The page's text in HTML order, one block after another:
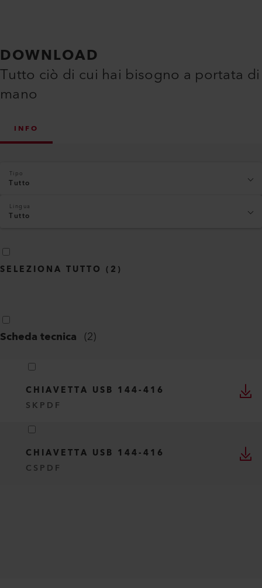
DOWNLOAD
Tutto ciò di cui hai bisogno a portata di
mano
INFO
Tipo
Tutto
Lingua
Tutto
SELEZIONA TUTTO ( 2 )
Scheda tecnica (2)
CHIAVETTA USB 144-416
SK PDF
CHIAVETTA USB 144-416
CS PDF